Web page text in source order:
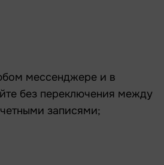
мессенджере и в
без переключения между
записями;